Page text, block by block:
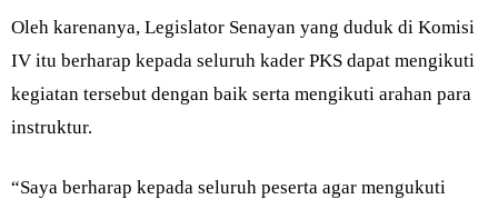
Oleh karenanya, Legislator Senayan yang duduk di Komisi
IV itu berharap kepada seluruh kader PKS dapat mengikuti
kegiatan tersebut dengan baik serta mengikuti arahan para
instruktur.
“Saya berharap kepada seluruh peserta agar mengukuti